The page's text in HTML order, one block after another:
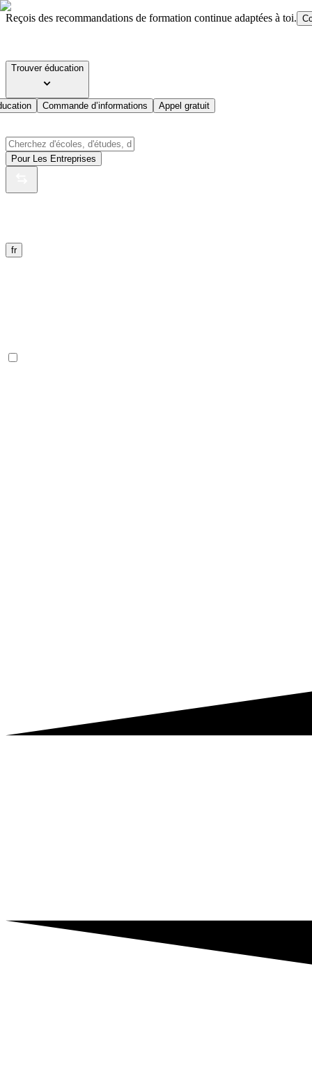
Reçois des recommandations de formation continue adaptées à toi.
Trouver éducation
Commande d’informations Appel gratuit
Pour Les Entreprises
fr